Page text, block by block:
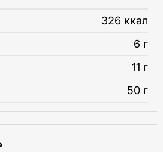
326 ккал
6 г
11 г
50 г